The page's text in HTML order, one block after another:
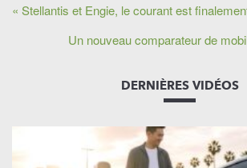
« Stellantis et Engie, le courant est
Un nouveau comparateur de
DERNIÈRES VIDÉOS